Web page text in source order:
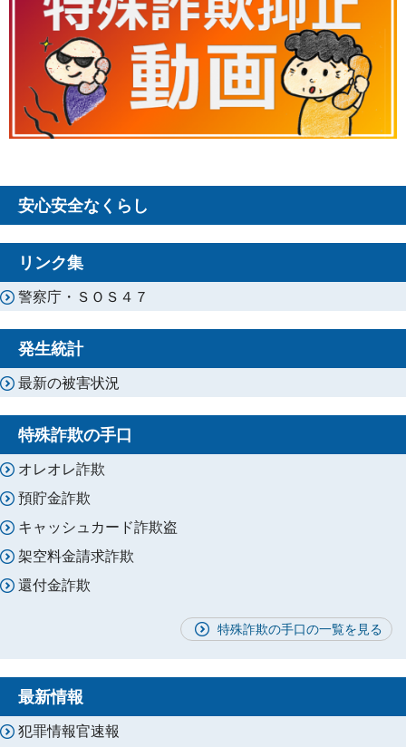
安心安全なくらし
リンク集
警察庁・ＳＯＳ４７
発生統計
最新の被害状況
特殊詐欺の手口
オレオレ詐欺
預貯金詐欺
キャッシュカード詐欺盗
架空料金請求詐欺
還付金詐欺
特殊詐欺の手口の一覧を見る
最新情報
犯罪情報官速報